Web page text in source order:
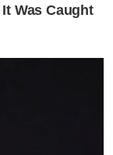
Was Caught